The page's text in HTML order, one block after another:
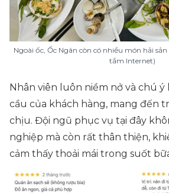
Ngoài ốc, Ốc Ngân còn có nhiều món hải
tầm Internet)
Nhân viên luôn niềm nở và chú
cầu của khách hàng, mang đến
chịu. Đội ngũ phục vụ tại đây
nghiệp mà còn rất thân thiện,
cảm thấy thoải mái trong suốt